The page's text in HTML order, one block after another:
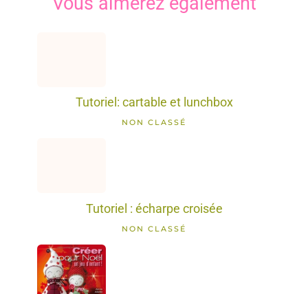
Tutoriel: cartable et lunchbox
NON CLASSÉ
Tutoriel : écharpe croisée
NON CLASSÉ